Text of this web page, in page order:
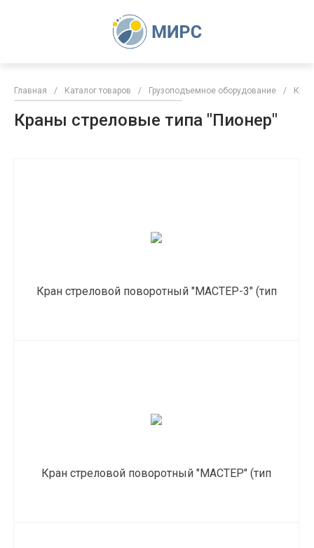
Главная / Каталог товаров / Грузоподъемное оборудование /
Краны стреловые типа "Пионер"
Кран стреловой поворотный "МАСТЕР-3" (тип
Кран стреловой поворотный "МАСТЕР" (тип